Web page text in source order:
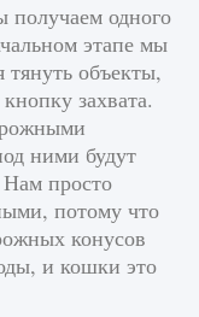
получаем одного
этапе мы
объекты,
захвата.
ними будут
просто
потому что
конусов
и кошки это